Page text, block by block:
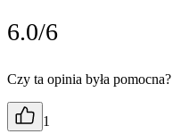
6.0/6
Czy ta opinia była pomocna?
1